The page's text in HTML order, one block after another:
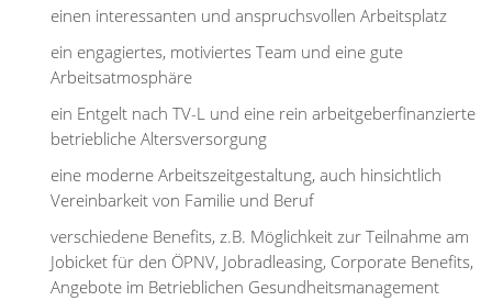
einen interessanten und anspruchsvollen Arbeitsplatz
ein engagiertes, motiviertes Team und eine gute
Arbeitsatmosphäre
ein Entgelt nach TV-L und eine rein arbeitgeberfinanzierte
betriebliche Altersversorgung
eine moderne Arbeitszeitgestaltung, auch hinsichtlich
Vereinbarkeit von Familie und Beruf
verschiedene Benefits, z.B. Möglichkeit zur Teilnahme am
Jobicket für den ÖPNV, Jobradleasing, Corporate Benefits,
Angebote im Betrieblichen Gesundheitsmanagement